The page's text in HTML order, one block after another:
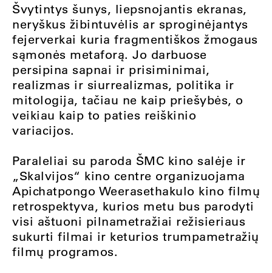
Švytintys šunys, liepsnojantis ekranas,
neryškus žibintuvėlis ar sproginėjantys
fejerverkai kuria fragmentiškos žmogaus
sąmonės metaforą. Jo darbuose
persipina sapnai ir prisiminimai,
realizmas ir siurrealizmas, politika ir
mitologija, tačiau ne kaip priešybės, o
veikiau kaip to paties reiškinio
variacijos.
Paraleliai su paroda ŠMC kino salėje ir
„Skalvijos“ kino centre organizuojama
Apichatpongo Weerasethakulo kino filmų
retrospektyva, kurios metu bus parodyti
visi aštuoni pilnametražiai režisieriaus
sukurti filmai ir keturios trumpametražių
filmų programos.